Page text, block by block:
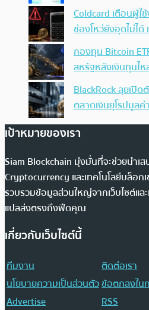
Coldcard เตือนผู้
ช่องโหว่ยังอุดไม่ได้
กองทุน Bitcoin
สหรัฐหลังเงินทุนไ
BlackRock ลุยเปิ
ตลาดเงินยุโรปมูล
เป้าหมายของเรา
Siam Blockchain มุ่งมั่นที่จะช่วยนำเ
Cryptocurrency และเทคโนโลยีบล็อก
รวบรวมข้อมูลส่วนใหญ่จากเว็บไซต์แล
แปลส่งตรงถึงฟีดคุณ
เกี่ยวกับเว็บไซต์นี้
ทีมงาน
ติดต่อเรา
นโยบายความเป็นส่วนตัวข้อตกลงใน
Advertise
RSS